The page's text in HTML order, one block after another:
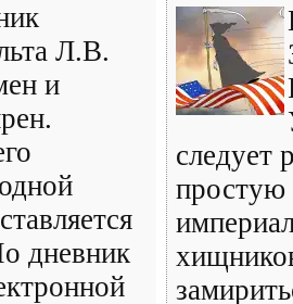
Л.В.
и
дневник
следует
простую